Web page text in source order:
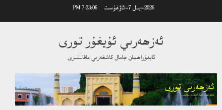
2026-يىل 7-ئاۋغۇست 7:33:07 PM
ئەزھەرىي ئۇيغۇر تورى
ئابدۇراھمان جامال كاشغەرىي ماقالىلىرى